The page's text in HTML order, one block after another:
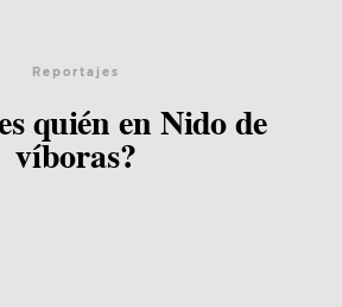
Reportajes
quién en Nido de
víboras?